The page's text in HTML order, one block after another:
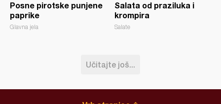
Posne pirotske punjene
paprike
Glavna jela
Salata od praziluka i
krompira
Salate
Učitajte još...